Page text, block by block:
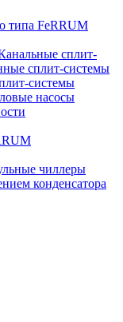
типа FeRRUM
сплит-
сплит-системы
системы
насосы
чиллеры
конденсатора